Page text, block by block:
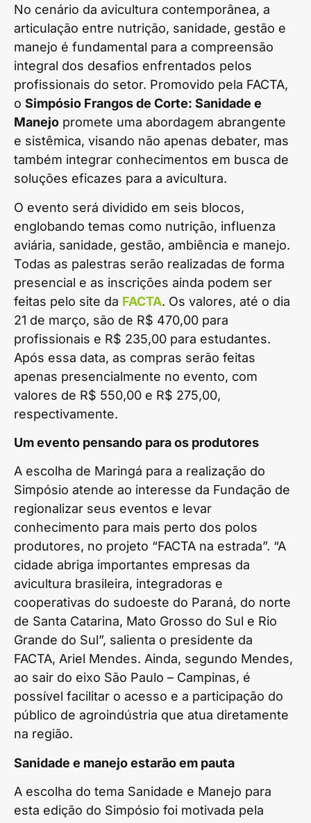
No cenário da avicultura contemporânea, a
articulação entre nutrição, sanidade, gestão e
manejo é fundamental para a compreensão
integral dos desafios enfrentados pelos
profissionais do setor. Promovido pela FACTA,
o Simpósio Frangos de Corte: Sanidade e
Manejo promete uma abordagem abrangente
e sistêmica, visando não apenas debater, mas
também integrar conhecimentos em busca de
soluções eficazes para a avicultura.
O evento será dividido em seis blocos,
englobando temas como nutrição, influenza
aviária, sanidade, gestão, ambiência e manejo.
Todas as palestras serão realizadas de forma
presencial e as inscrições ainda podem ser
feitas pelo site da FACTA. Os valores, até o dia
21 de março, são de R$ 470,00 para
profissionais e R$ 235,00 para estudantes.
Após essa data, as compras serão feitas
apenas presencialmente no evento, com
valores de R$ 550,00 e R$ 275,00,
respectivamente.
Um evento pensando para os produtores
A escolha de Maringá para a realização do
Simpósio atende ao interesse da Fundação de
regionalizar seus eventos e levar
conhecimento para mais perto dos polos
produtores, no projeto “FACTA na estrada”. “A
cidade abriga importantes empresas da
avicultura brasileira, integradoras e
cooperativas do sudoeste do Paraná, do norte
de Santa Catarina, Mato Grosso do Sul e Rio
Grande do Sul”, salienta o presidente da
FACTA, Ariel Mendes. Ainda, segundo Mendes,
ao sair do eixo São Paulo – Campinas, é
possível facilitar o acesso e a participação do
público de agroindústria que atua diretamente
na região.
Sanidade e manejo estarão em pauta
A escolha do tema Sanidade e Manejo para
esta edição do Simpósio foi motivada pela